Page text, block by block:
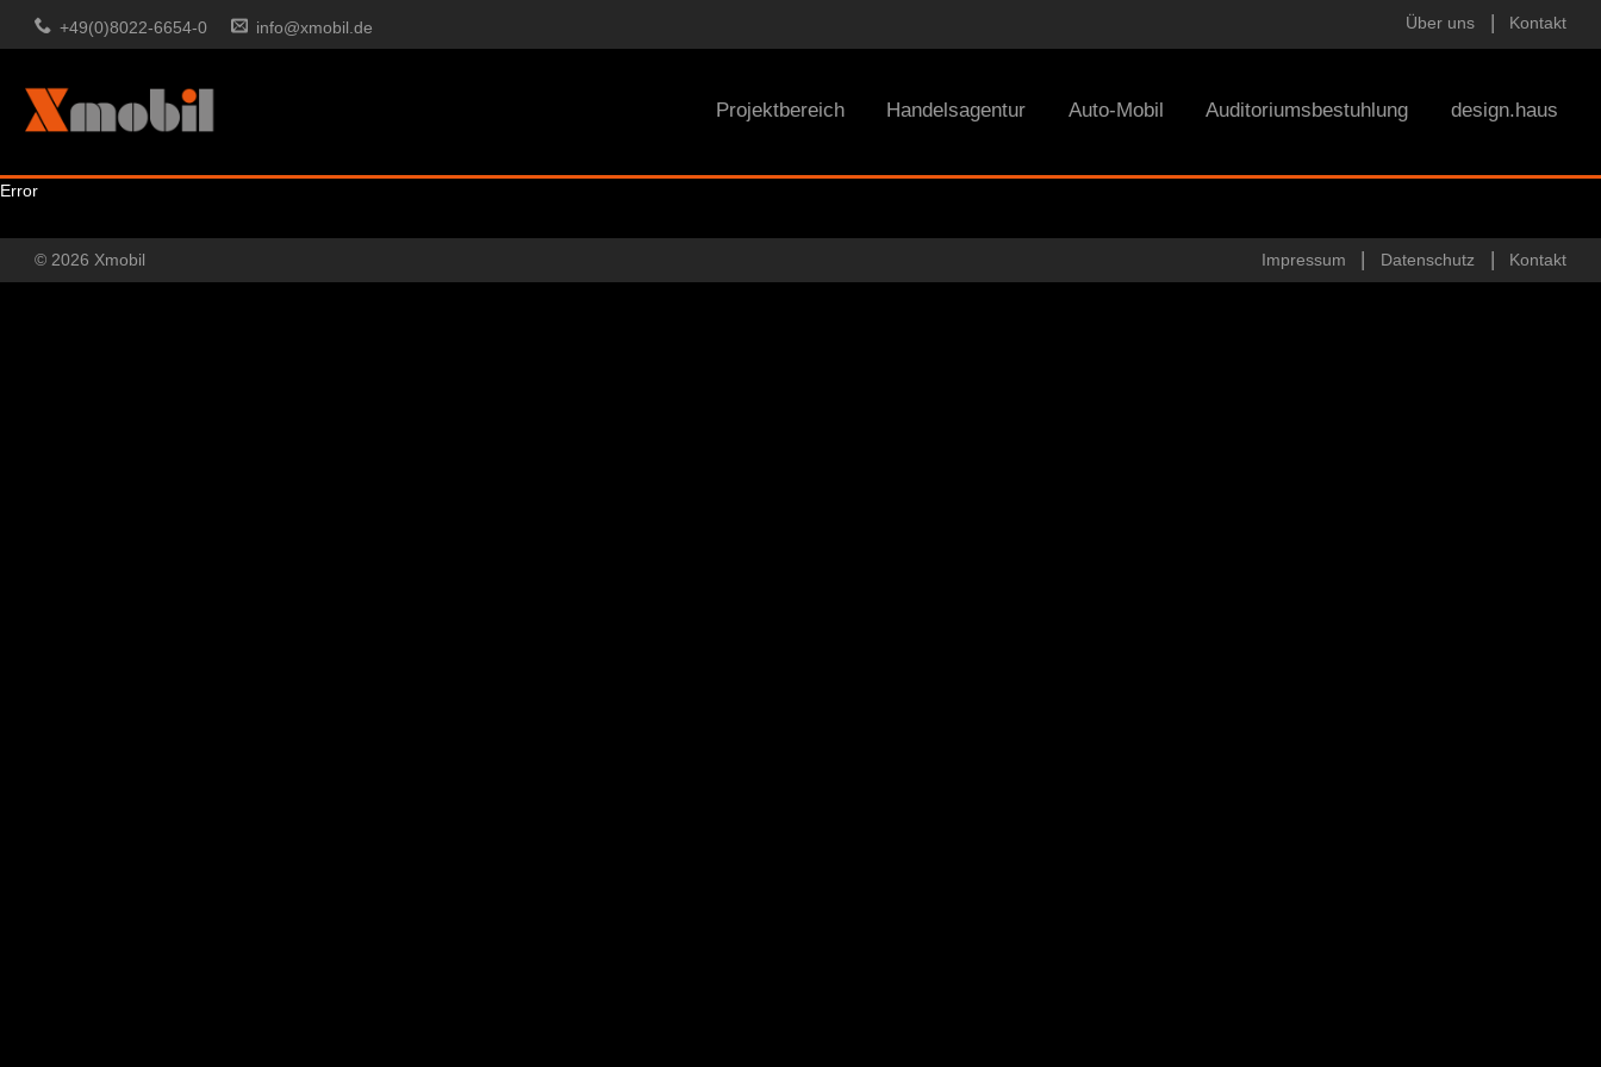
+49(0)8022-6654-0 info@xmobil.de Über uns Kontakt
Projektbereich Handelsagentur Auto-Mobil Auditoriumsbestuhlung design.haus
Error
© 2026 Xmobil Impressum Datenschutz Kontakt